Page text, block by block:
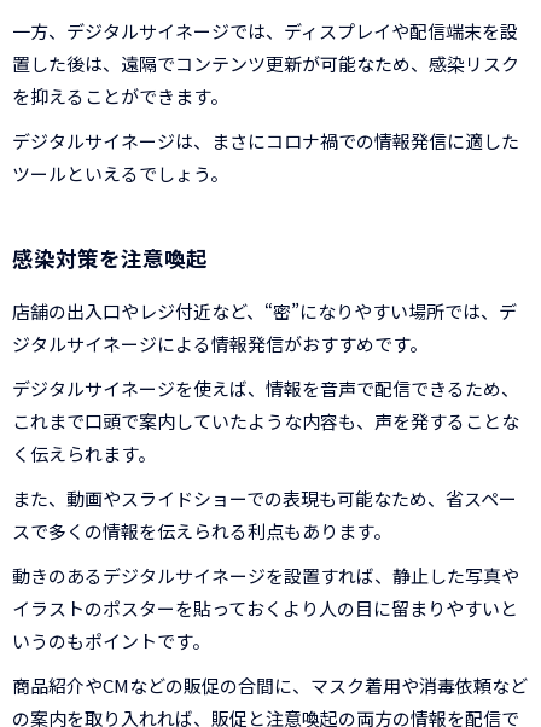
一方、デジタルサイネージでは、ディスプレイや配信端末を設
置した後は、遠隔でコンテンツ更新が可能なため、感染リスク
を抑えることができます。
デジタルサイネージは、まさにコロナ禍での情報発信に適した
ツールといえるでしょう。
感染対策を注意喚起
店舗の出入口やレジ付近など、“密”になりやすい場所では、デ
ジタルサイネージによる情報発信がおすすめです。
デジタルサイネージを使えば、情報を音声で配信できるため、
これまで口頭で案内していたような内容も、声を発することな
く伝えられます。
また、動画やスライドショーでの表現も可能なため、省スペー
スで多くの情報を伝えられる利点もあります。
動きのあるデジタルサイネージを設置すれば、静止した写真や
イラストのポスターを貼っておくより人の目に留まりやすいと
いうのもポイントです。
商品紹介やCMなどの販促の合間に、マスク着用や消毒依頼など
の案内を取り入れれば、販促と注意喚起の両方の情報を配信で